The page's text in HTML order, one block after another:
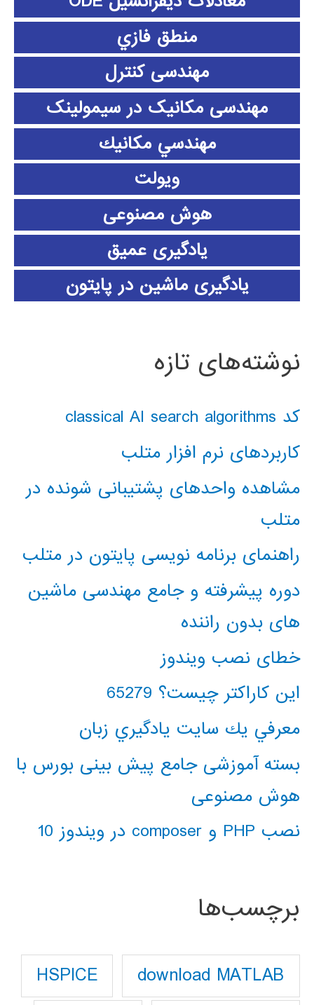
منطق فازي
مهندسی کنترل
مهندسی مکانیک در سیمولینک
مهندسي مكانيك
ویولت
هوش مصنوعی
یادگیری عمیق
یادگیری ماشین در پایتون
نوشته‌های تازه
کد classical AI search algorithms
کاربردهای نرم افزار متلب
مشاهده واحدهای پشتیبانی شونده در
متلب
راهنمای برنامه نویسی پایتون در متلب
دوره پیشرفته و جامع مهندسی ماشین
های بدون راننده
خطای نصب ویندوز
این کاراکتر چیست؟ 65279
معرفي يك سايت يادگيري زبان
بسته آموزشی جامع پیش بینی بورس با
هوش مصنوعی
نصب PHP و composer در ویندوز 10
برچسب‌ها
download MATLAB
HSPICE